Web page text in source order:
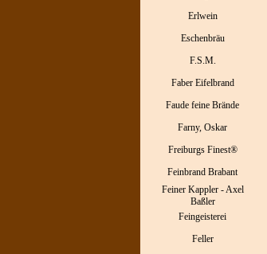
Erlwein
Eschenbräu
F.S.M.
Faber Eifelbrand
Faude feine Brände
Farny, Oskar
Freiburgs Finest®
Feinbrand Brabant
Feiner Kappler - Axel
Baßler
Feingeisterei
Feller